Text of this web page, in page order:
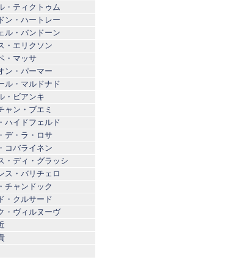
・ティクトゥム
ン・ハートレー
ル・バンドーン
・エリクソン
・マッサ
ン・パーマー
ル・マルドナド
・ビアンキ
ャン・ブエミ
ハイドフェルド
デ・ラ・ロサ
コバライネン
・ディ・グラッシ
ス・バリチェロ
チャンドック
・クルサード
・ヴィルヌーヴ